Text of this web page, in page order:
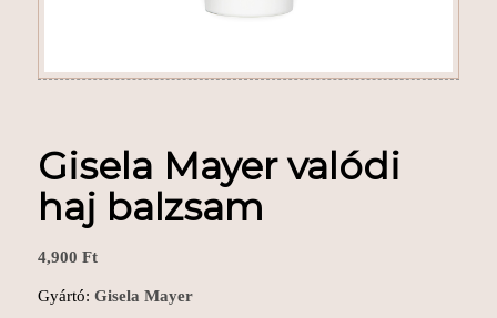
Gisela Mayer valódi
haj balzsam
4,900 Ft
Gyártó: Gisela Mayer